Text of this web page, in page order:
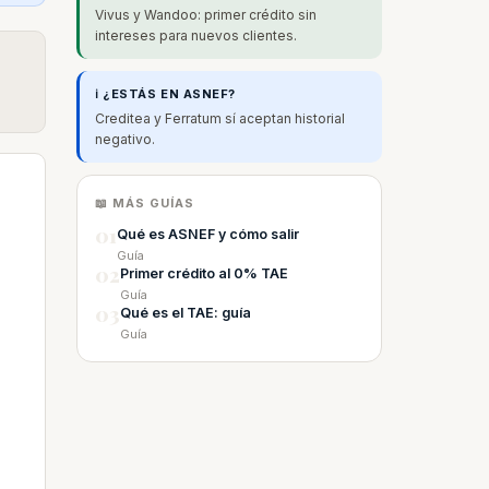
Vivus y Wandoo: primer crédito sin
intereses para nuevos clientes.
ℹ️ ¿ESTÁS EN ASNEF?
Creditea y Ferratum sí aceptan historial
negativo.
📖 MÁS GUÍAS
Qué es ASNEF y cómo salir
Guía
Primer crédito al 0% TAE
Guía
Qué es el TAE: guía
Guía